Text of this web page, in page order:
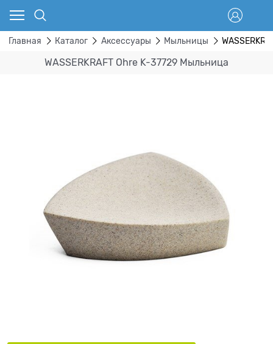
Главная Каталог Аксессуары Мыльницы
WASSERKRAFT Ohre K-37729 Мыльница